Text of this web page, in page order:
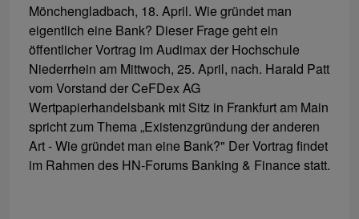
Mönchengladbach, 18. April. Wie gründet man
eigentlich eine Bank? Dieser Frage geht ein
öffentlicher Vortrag im Audimax der Hochschule
Niederrhein am Mittwoch, 25. April, nach. Harald Patt
vom Vorstand der CeFDex AG
Wertpapierhandelsbank mit Sitz in Frankfurt am Main
spricht zum Thema „Existenzgründung der anderen
Art - Wie gründet man eine Bank?" Der Vortrag findet
im Rahmen des HN-Forums Banking & Finance statt.